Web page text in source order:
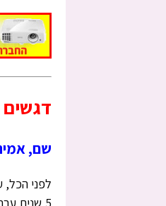
שם,
לפני הכל,
5 שנים